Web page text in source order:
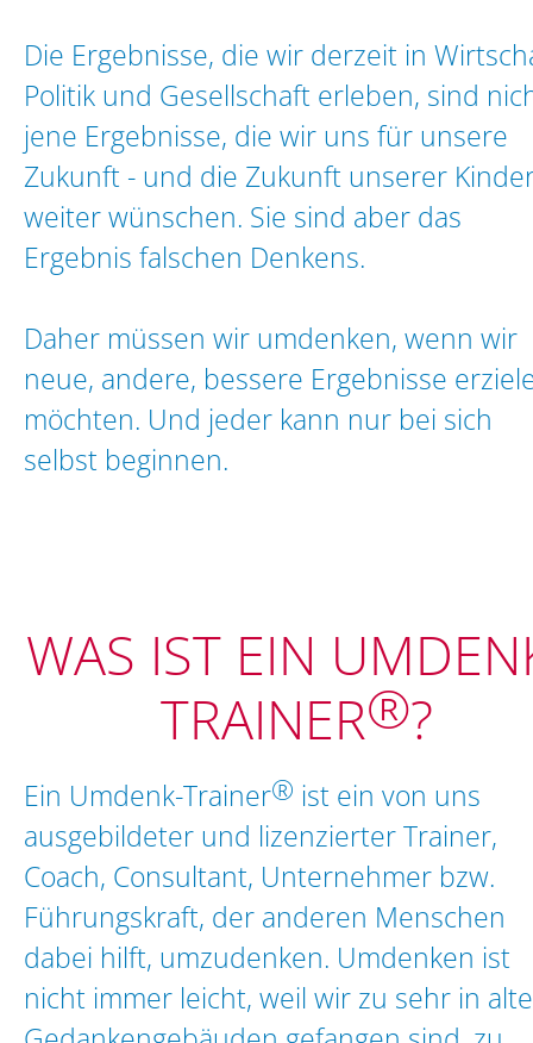
Die Ergebnisse, die wir derzeit in
Politik und Gesellschaft erleben, sind
jene Ergebnisse, die wir uns für unsere
Zukunft - und die Zukunft unserer
weiter wünschen. Sie sind aber das
Ergebnis falschen Denkens.
Daher müssen wir umdenken, wenn wir
neue, andere, bessere Ergebnisse
möchten. Und jeder kann nur bei sich
selbst beginnen.
WAS IST EIN
TRAINER®?
Ein Umdenk-Trainer® ist ein von uns
ausgebildeter und lizenzierter Trainer,
Coach, Consultant, Unternehmer bzw.
Führungskraft, der anderen Menschen
dabei hilft, umzudenken. Umdenken ist
nicht immer leicht, weil wir zu sehr in